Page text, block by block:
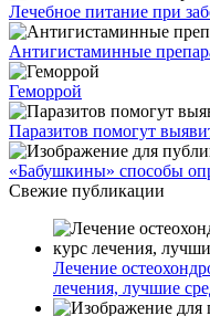
Лечебное питание при
Антигистаминные
Геморрой
Паразитов помогут
«Бабушкины» способы
Свежие публикации
Лечение
лечения, лучшие